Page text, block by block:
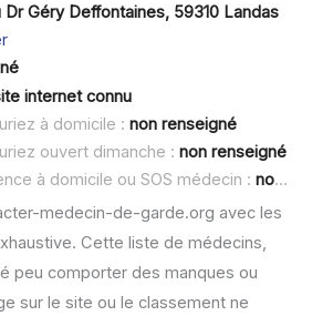
Dr Géry Deffontaines, 59310 Landas
internet connu
à domicile : non renseigné
ouvert dimanche : non renseigné
à domicile ou SOS médecin : non renseigné
medecin-de-garde.org avec les
Cette liste de médecins,
peu comporter des manques ou
sur le site ou le classement ne